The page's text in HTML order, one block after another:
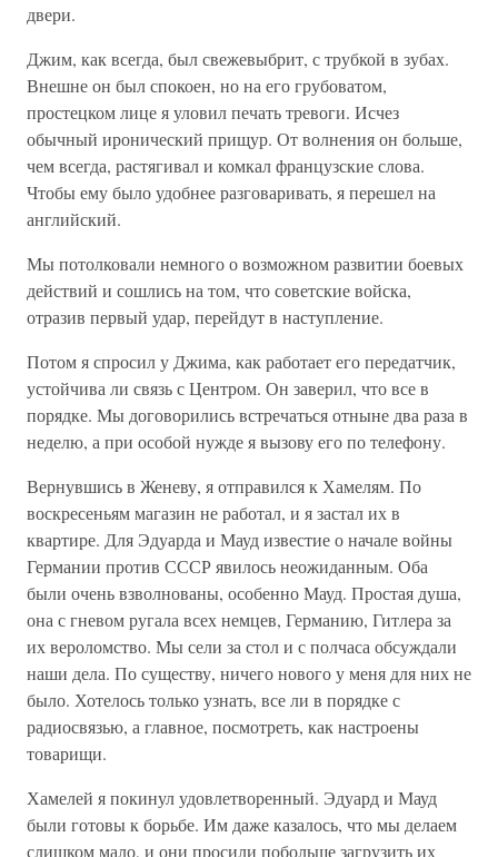
двери.
Джим, как всегда, был свежевыбрит, с трубкой в зубах.
Внешне он был спокоен, но на его грубоватом,
простецком лице я уловил печать тревоги. Исчез
обычный иронический прищур. От волнения он больше,
чем всегда, растягивал и комкал французские слова.
Чтобы ему было удобнее разговаривать, я перешел на
английский.
Мы потолковали немного о возможном развитии боевых
действий и сошлись на том, что советские войска,
отразив первый удар, перейдут в наступление.
Потом я спросил у Джима, как работает его передатчик,
устойчива ли связь с Центром. Он заверил, что все в
порядке. Мы договорились встречаться отныне два раза в
неделю, а при особой нужде я вызову его по телефону.
Вернувшись в Женеву, я отправился к Хамелям. По
воскресеньям магазин не работал, и я застал их в
квартире. Для Эдуарда и Мауд известие о начале войны
Германии против СССР явилось неожиданным. Оба
были очень взволнованы, особенно Мауд. Простая душа,
она с гневом ругала всех немцев, Германию, Гитлера за
их вероломство. Мы сели за стол и с полчаса обсуждали
наши дела. По существу, ничего нового у меня для них не
было. Хотелось только узнать, все ли в порядке с
радиосвязью, а главное, посмотреть, как настроены
товарищи.
Хамелей я покинул удовлетворенный. Эдуард и Мауд
были готовы к борьбе. Им даже казалось, что мы делаем
слишком мало, и они просили побольше загрузить их